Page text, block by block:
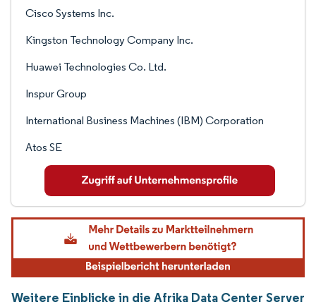
Cisco Systems Inc.
Kingston Technology Company Inc.
Huawei Technologies Co. Ltd.
Inspur Group
International Business Machines (IBM) Corporation
Atos SE
Weitere Einblicke in die Afrika Data Center Server